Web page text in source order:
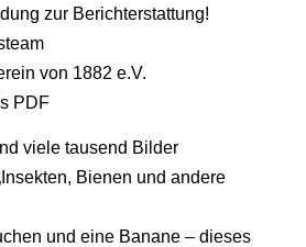
zur Berichterstattung!
von 1882 e.V.
PDF
viele tausend Bilder
Bienen und andere
und eine Banane – dieses